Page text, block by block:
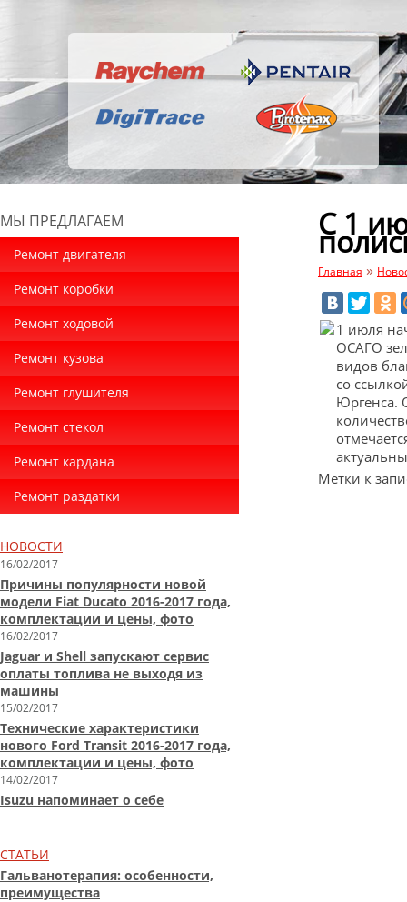
МЫ ПРЕДЛАГАЕМ
Ремонт двигателя
Ремонт коробки
Ремонт ходовой
Ремонт кузова
Ремонт глушителя
Ремонт стекол
Ремонт кардана
Ремонт раздатки
НОВОСТИ
16/02/2017
Причины популярности новой
модели Fiat Ducato 2016-2017 года,
комплектации и цены, фото
16/02/2017
Jaguar и Shell запускают сервис
оплаты топлива не выходя из
машины
15/02/2017
Технические характеристики
нового Ford Transit 2016-2017 года,
комплектации и цены, фото
14/02/2017
Isuzu напоминает о себе
СТАТЬИ
Гальванотерапия: особенности,
преимущества
С 1
Главная »
1 июля
ОСАГО
видов
со
Юргенса.
Метки к